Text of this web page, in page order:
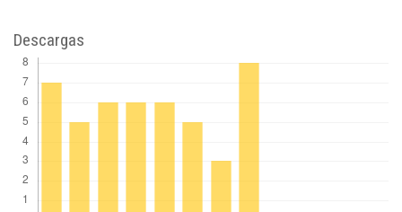
Descargas